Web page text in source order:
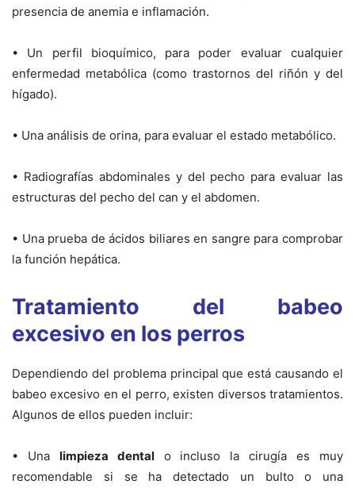
presencia de anemia e inflamación.
• Un perfil bioquímico, para poder evaluar cualquier
enfermedad metabólica (como trastornos del riñón y del
hígado).
• Una análisis de orina, para evaluar el estado metabólico.
• Radiografías abdominales y del pecho para evaluar las
estructuras del pecho del can y el abdomen.
• Una prueba de ácidos biliares en sangre para comprobar
la función hepática.
Tratamiento del babeo
excesivo en los perros
Dependiendo del problema principal que está causando el
babeo excesivo en el perro, existen diversos tratamientos.
Algunos de ellos pueden incluir:
• Una limpieza dentalo incluso la cirugía es muy
recomendable si se ha detectado un bulto o una